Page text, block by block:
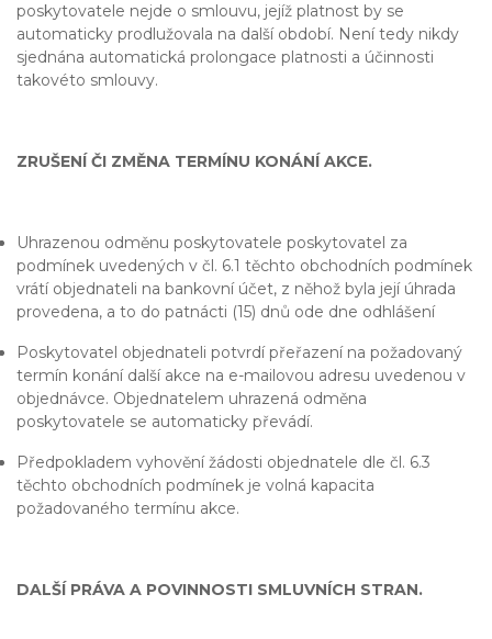
poskytovatele nejde o smlouvu, jejíž platnost by se
automaticky prodlužovala na další období. Není tedy nikdy
sjednána automatická prolongace platnosti a účinnosti
takovéto smlouvy.
ZRUŠENÍ ČI ZMĚNA TERMÍNU KONÁNÍ AKCE.
Uhrazenou odměnu poskytovatele poskytovatel za
podmínek uvedených v čl. 6.1 těchto obchodních podmínek
vrátí objednateli na bankovní účet, z něhož byla její úhrada
provedena, a to do patnácti (15) dnů ode dne odhlášení
Poskytovatel objednateli potvrdí přeřazení na požadovaný
termín konání další akce na e-mailovou adresu uvedenou v
objednávce. Objednatelem uhrazená odměna
poskytovatele se automaticky převádí.
Předpokladem vyhovění žádosti objednatele dle čl. 6.3
těchto obchodních podmínek je volná kapacita
požadovaného termínu akce.
DALŠÍ PRÁVA A POVINNOSTI SMLUVNÍCH STRAN.